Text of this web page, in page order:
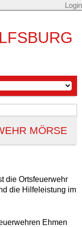
Login
MÖRSE
die Ortsfeuerwehr
die Hilfeleistung im
Ehmen